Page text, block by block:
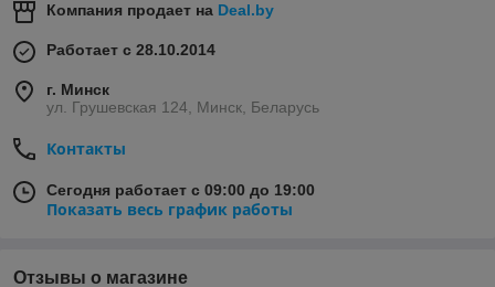
Компания продает на Deal.by
Работает с 28.10.2014
г. Минск
ул. Грушевская 124, Минск, Беларусь
Контакты
Сегодня работает с 09:00 до 19:00
Показать весь график работы
Отзывы о магазине